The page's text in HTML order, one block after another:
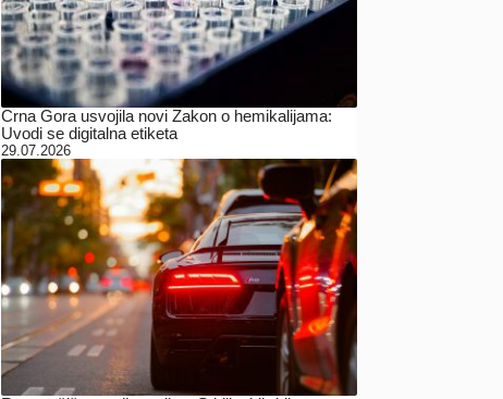
Crna Gora usvojila novi Zakon o hemikalijama:
Uvodi se digitalna etiketa
29.07.2026